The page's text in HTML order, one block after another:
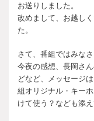
お送りしました。
改めまして、お越し
た。
さて、番組ではみな
今夜の感想、長岡さ
どなど、メッセージ
組オリジナル・キー
けて使う？なども添